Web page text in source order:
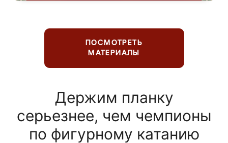
ПОСМОТРЕТЬ
МАТЕРИАЛЫ
Держим планку
серьезнее, чем чемпионы
по фигурному катанию